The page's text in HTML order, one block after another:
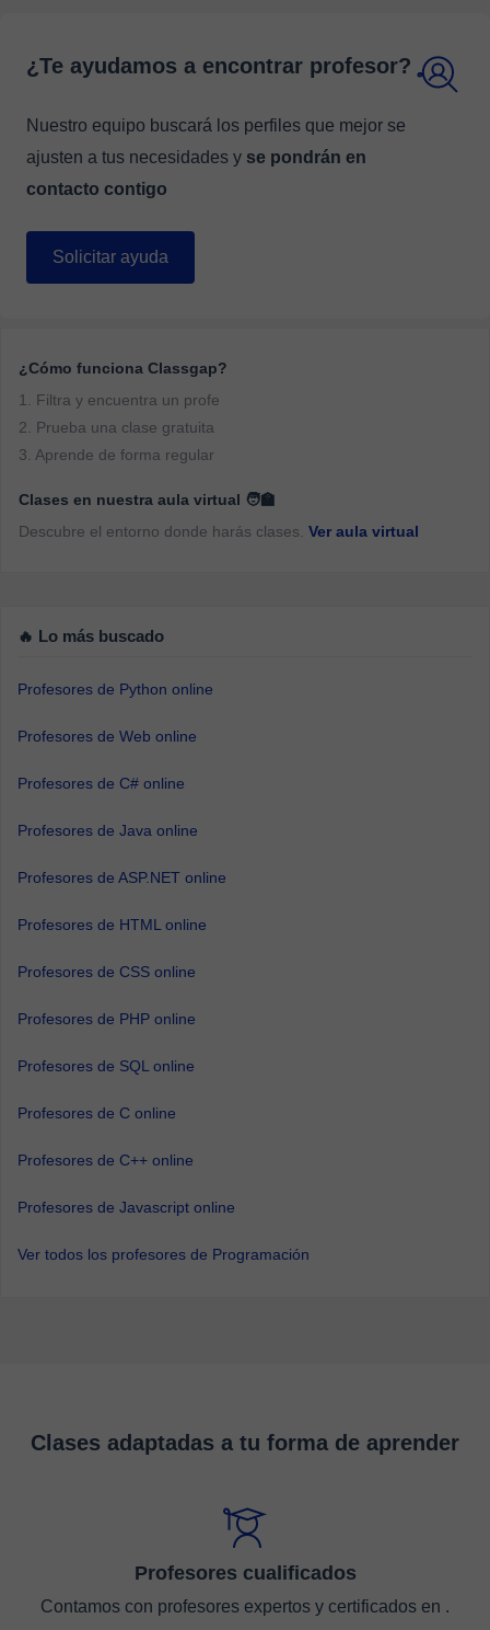
¿Te ayudamos a encontrar profesor?
Nuestro equipo buscará los perfiles que mejor se
ajusten a tus necesidades y se pondrán en
contacto contigo
Solicitar ayuda
¿Cómo funciona Classgap?
1. Filtra y encuentra un profe
2. Prueba una clase gratuita
3. Aprende de forma regular
Clases en nuestra aula virtual 🧑‍🏫
Descubre el entorno donde harás clases. Ver aula virtual
🔥 Lo más buscado
Profesores de Python online
Profesores de Web online
Profesores de C# online
Profesores de Java online
Profesores de ASP.NET online
Profesores de HTML online
Profesores de CSS online
Profesores de PHP online
Profesores de SQL online
Profesores de C online
Profesores de C++ online
Profesores de Javascript online
Ver todos los profesores de Programación
Clases adaptadas a tu forma de aprender
Profesores cualificados
Contamos con profesores expertos y certificados en .